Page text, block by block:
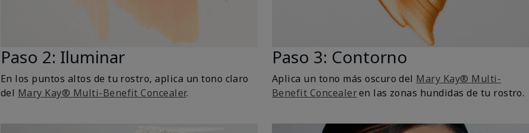
Paso 2: Iluminar
En los puntos altos de tu rostro, aplica un tono claro
del Mary Kay® Multi-Benefit Concealer.
Paso 3: Contorno
Aplica un tono más oscuro del Mary Kay® Multi-
Benefit Concealeren las zonas hundidas de tu rostro.